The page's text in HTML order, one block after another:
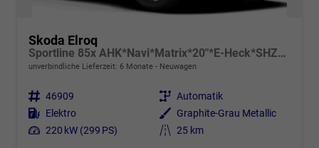
Skoda Elroq
Sportline 85x AHK*Navi*Matrix*20"*E-Heck*SHZ*Kamera*Kessy
unverbindliche Lieferzeit: 6 Monate Neuwagen
Fahrzeugnr. 46909 Getriebe Automatik
Kraftstoff Elektro Außenfarbe
Graphite-Grau Metallic
Leistung 220 kW (299 PS) Kilometerstand 25 km